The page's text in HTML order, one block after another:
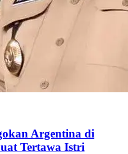
Argentina di
Tertawa Istri